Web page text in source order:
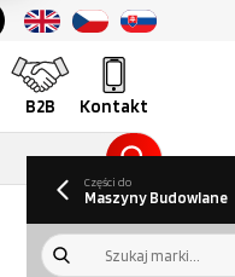
Ponad 700 marek
B2B Kontakt
Części do:
budowlanych
Części do
Maszyny Budowlane